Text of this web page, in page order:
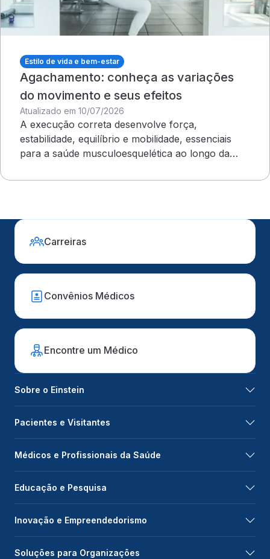
Estilo de vida e bem-estar
Agachamento: conheça as variações
do movimento e seus efeitos
Atualizado em 10/07/2026
A execução correta desenvolve força,
estabilidade, equilíbrio e mobilidade, essenciais
para a saúde musculoesquelética ao longo da
Carreiras
Convênios Médicos
Encontre um Médico
Sobre o Einstein
Pacientes e Visitantes
Médicos e Profissionais da Saúde
Educação e Pesquisa
Inovação e Empreendedorismo
Soluções para Organizações